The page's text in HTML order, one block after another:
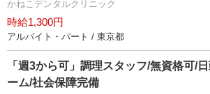
かねこデンタルクリニック
時給1,300円
アルバイト・パート / 東京都
「週3から可」調理スタッフ/無資格可/
ーム/社会保障完備